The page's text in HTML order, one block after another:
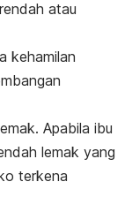
atau
kehamilan
Apabila ibu
lemak yang
terkena